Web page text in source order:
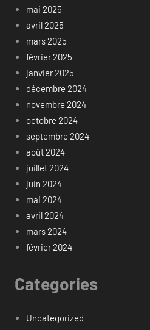
mai 2025
avril 2025
mars 2025
février 2025
janvier 2025
décembre 2024
novembre 2024
octobre 2024
septembre 2024
août 2024
juillet 2024
juin 2024
mai 2024
avril 2024
mars 2024
février 2024
Categories
Uncategorized